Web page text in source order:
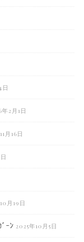
日
2月1日
月16日
月19日
ｰﾝ 2025年10月5日